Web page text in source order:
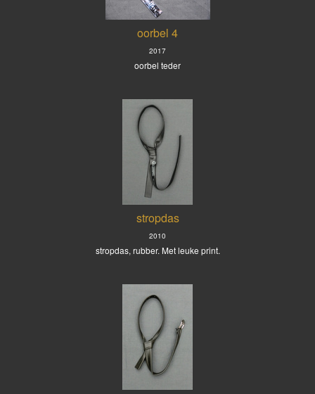
oorbel 4
2017
oorbel teder
stropdas
2010
stropdas, rubber. Met leuke print.